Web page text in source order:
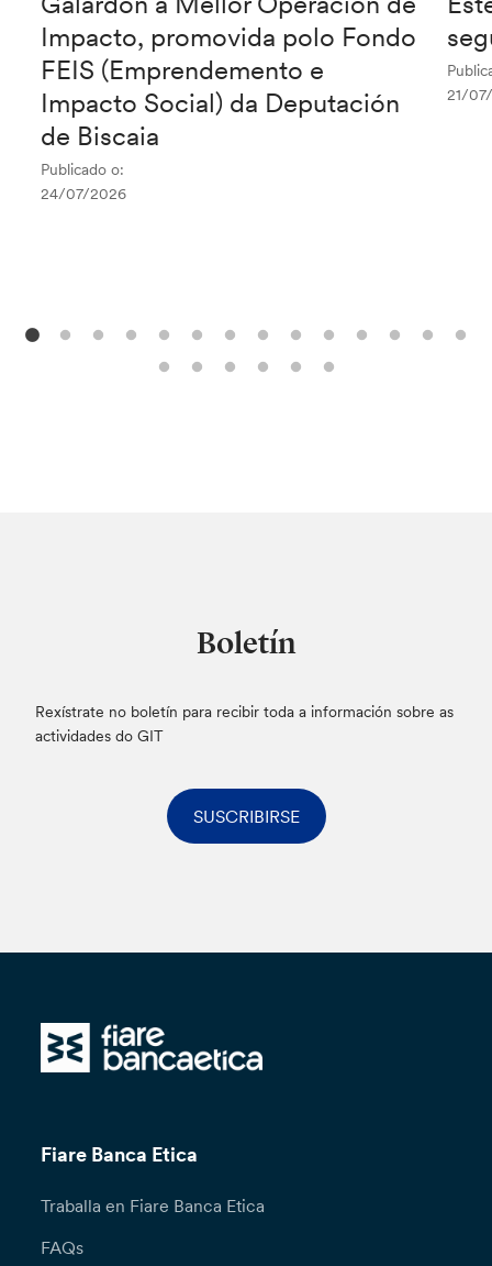
Impacto, promovida polo Fondo
FEIS (Emprendemento e
Impacto Social) da Deputación
de Biscaia
Publicado o:
24/07/2026
21/
Boletín
Rexístrate no boletín para recibir toda a información sobre as
actividades do GIT
SUSCRIBIRSE
Fiare Banca Etica
Traballa en Fiare Banca Etica
FAQs